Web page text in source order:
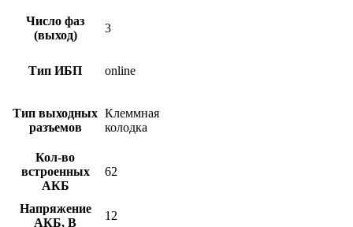
Число фаз
(выход)
3
Тип ИБП online
Тип выходных
разъемов
Клеммная
колодка
Кол-во
встроенных
АКБ
62
Напряжение
АКБ, В
12